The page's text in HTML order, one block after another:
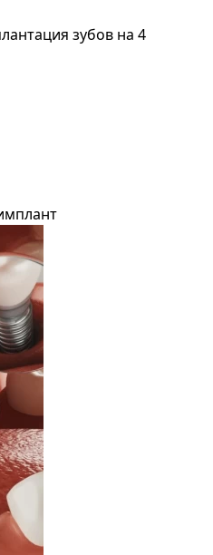
зубов на 4